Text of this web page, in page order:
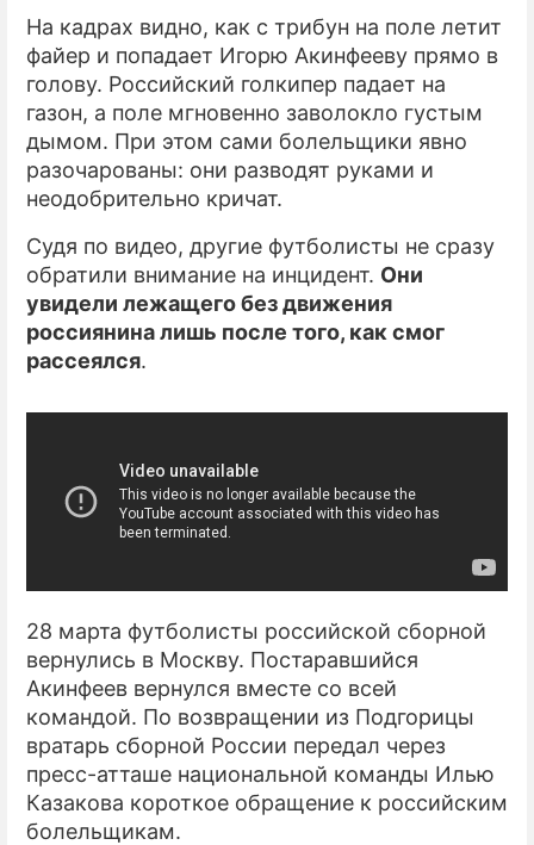
СЕРИАЛЫ
ИГРЫ
ПРЕСС-РЕЛИЗЫ
На кадрах видно, как с трибун на поле летит
файер и попадает Игорю Акинфееву прямо в
голову. Российский голкипер падает на
газон, а поле мгновенно заволокло густым
дымом. При этом сами болельщики явно
разочарованы: они разводят руками и
неодобрительно кричат.
Судя по видео, другие футболисты не сразу
обратили внимание на инцидент. Они
увидели лежащего без движения
россиянина лишь после того, как смог
рассеялся.
28 марта футболисты российской сборной
вернулись в Москву. Постаравшийся
Акинфеев вернулся вместе со всей
командой. По возвращении из Подгорицы
вратарь сборной России передал через
пресс-атташе национальной команды Илью
Казакова короткое обращение к российским
болельщикам.